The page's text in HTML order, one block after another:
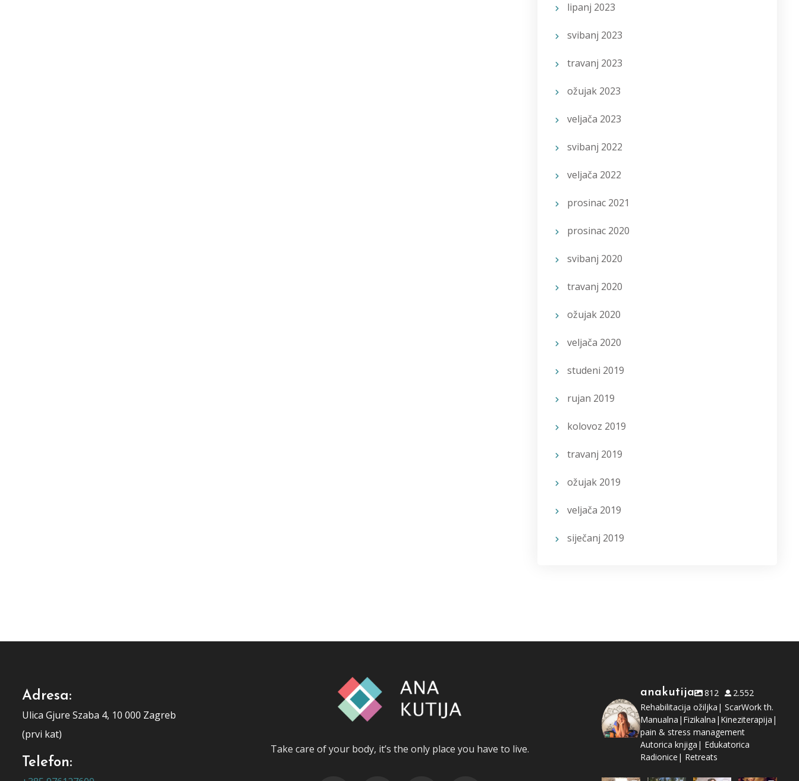
lipanj 2023
svibanj 2023
travanj 2023
ožujak 2023
veljača 2023
svibanj 2022
veljača 2022
prosinac 2021
prosinac 2020
svibanj 2020
travanj 2020
ožujak 2020
veljača 2020
studeni 2019
rujan 2019
kolovoz 2019
travanj 2019
ožujak 2019
veljača 2019
siječanj 2019
Adresa:
Ulica Gjure Szaba 4, 10 000 Zagreb
(prvi kat)
Telefon:
Take care of your body, it’s the only place you have to live.
anakutija 812
2.552
Rehabilitacija ožiljka| ScarWork th.
Manualna|Fizikalna|Kineziterapija|
pain & stress management
Autorica knjiga| Edukatorica
Radionice| Retreats